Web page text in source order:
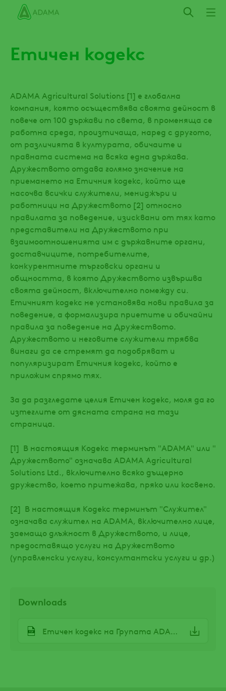
Премини
Етичен кодекс
ADAMA Agricultural Solutions [1] е глобална
компания, която осъществява своята дейност в
повече от 100 държави по света, в променяща се
работна среда, произтичаща, наред с другото,
от различията в културата, обичаите и
правната система на всяка една държава.
Дружеството отдава голямо значение на
приемането на Етичния кодекс, който ще
насочва всички служители, мениджъри и
работници на Дружеството [2] относно
правилата за поведение, изисквани от тях като
представители на Дружеството при
взаимоотношенията им с държавните органи,
доставчиците, потребителите,
конкурентните търговски органи и
общността, в която Дружеството извършва
своята дейност, включително помежду си.
Етичният кодекс не установява нови правила за
поведение, а формализира приетите и обичайни
правила за поведение на Дружеството.
Дружеството и неговите служители трябва
винаги да се стремят да подобряват и
популяризират Етичния кодекс, който е
приложим спрямо тях.
За да разгледате целия Етичен кодекс, моля да го
изтеглите от дясната страна на тази
страница.
[1] В настоящия Кодекс терминът "ADAMA" или "
Дружеството" означава ADAMA Agricultural
Solutions Ltd., включително всяко дъщерно
дружество, което притежава, пряко или косвено.
[2] В настоящия Кодекс терминът "Служител"
означава служител на ADAMA, включително лице,
заемащо длъжност в Дружеството, и лице,
предоставящо услуги на Дружеството
(управленски услуги, консултантски услуги и др.)
Downloads
File
Етичен кодекс на Групата ADAMA.pdf